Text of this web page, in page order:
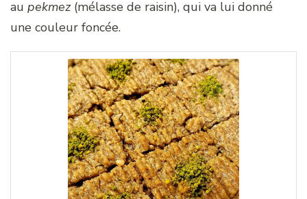
au pekmez(mélasse de raisin), qui va lui donné
une couleur foncée.